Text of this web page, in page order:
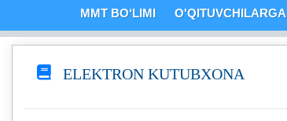
MMT BO‘LIMI O'QITUVCHILARGA
ELEKTRON KUTUBXONA